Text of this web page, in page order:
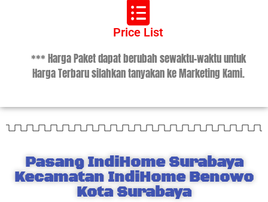
Price List
*** Harga Paket dapat berubah sewaktu-waktu untuk
Harga Terbaru silahkan tanyakan ke Marketing Kami.
Pasang IndiHome Surabaya
Kecamatan IndiHome Benowo
Kota Surabaya